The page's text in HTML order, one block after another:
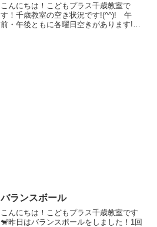
こんにちは！こどもプラス千歳教室で
す！千歳教室の空き状況です!(^^)! 午
前・午後ともに各曜日空きがあります!
バランスボール
こんにちは！こどもプラス千歳教室です
🐒昨日はバランスボールをしました！1回